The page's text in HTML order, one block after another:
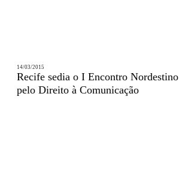
14/03/2015
Recife sedia o I Encontro Nordestino
pelo Direito à Comunicação